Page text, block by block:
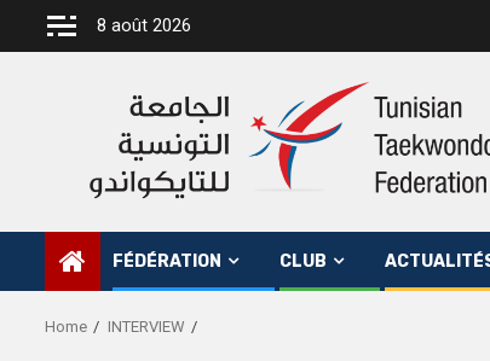
8 août 2026
FÉDÉRATION CLUB
Home INTERVIEW